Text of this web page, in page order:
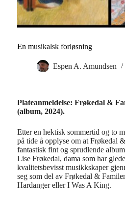
En musikalsk forløsning
Espen A. Amundsen
Plateanmeldelse: Frøkedal &
(album, 2024).
Etter en hektisk sommertid og to
på tide å opplyse om at Frøkedal
fantastisk fint og sprudlende
Lise Frøkedal, dama som har
kvalitetsbevisst musikkskaper
seg som del av Frøkedal &
Hardanger eller I Was A King.